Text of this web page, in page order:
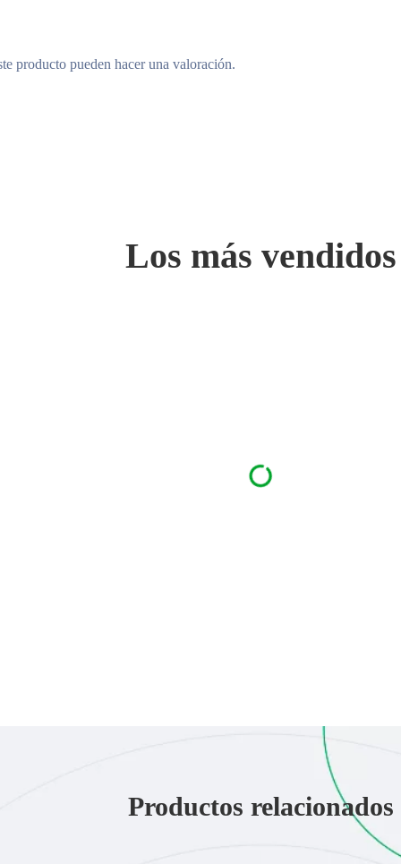
producto pueden hacer una valoración.
Los más vendidos
Productos relacionados